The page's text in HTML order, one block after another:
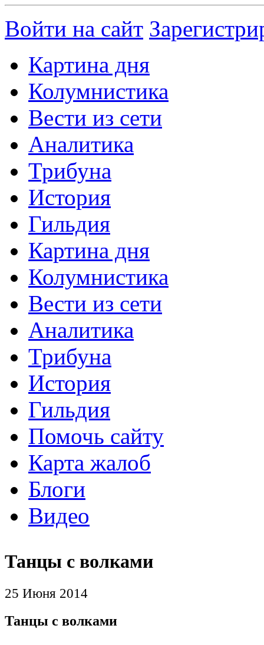
Войти на сайт
Картина дня
Колумнистика
Вести из сети
Аналитика
Трибуна
История
Гильдия
Картина дня
Колумнистика
Вести из сети
Аналитика
Трибуна
История
Гильдия
Помочь сайту
Карта жалоб
Блоги
Видео
Танцы с волками
25 Июня 2014
Танцы с волками